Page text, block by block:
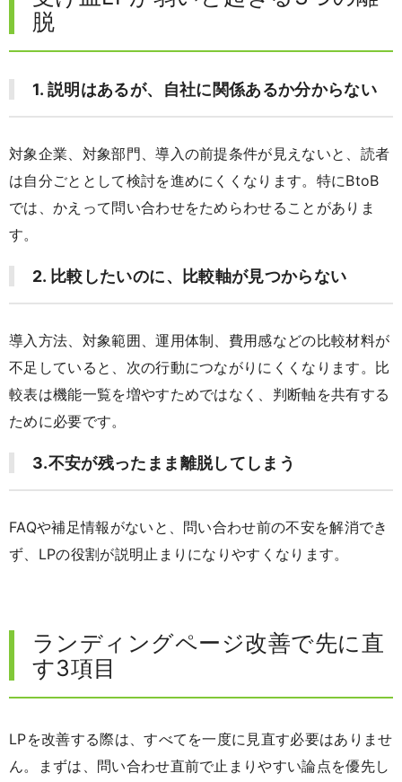
脱
1. 説明はあるが、自社に関係あるか分からない
対象企業、対象部門、導入の前提条件が見えないと、読者
は自分ごととして検討を進めにくくなります。特にBtoB
では、かえって問い合わせをためらわせることがありま
す。
2. 比較したいのに、比較軸が見つからない
導入方法、対象範囲、運用体制、費用感などの比較材料が
不足していると、次の行動につながりにくくなります。 比
較表は機能一覧を増やすためではなく、 判断軸を共有する
ために必要です。
3.不安が残ったまま離脱してしまう
FAQや補足情報 がないと、問い合わせ前の不安を解消でき
ず、LPの役割が説明止まりになりやすくなります。
ランディングページ改善で先に直
す3項目
LPを改善する際は、すべてを一度に見直す必要はありませ
ん。まずは、問い合わせ直前で止まりやすい論点を優先し